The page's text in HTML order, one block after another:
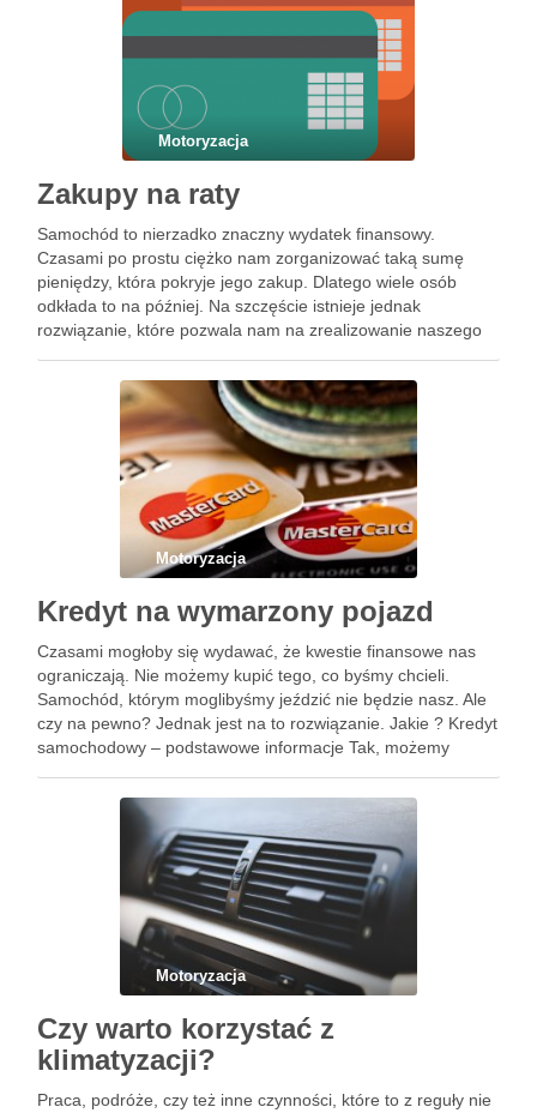
Motoryzacja
Zakupy na raty
Samochód to nierzadko znaczny wydatek finansowy.
Czasami po prostu ciężko nam zorganizować taką sumę
pieniędzy, która pokryje jego zakup. Dlatego wiele osób
odkłada to na później. Na szczęście istnieje jednak
rozwiązanie, które pozwala nam na zrealizowanie naszego
tylko? Istnieje możliwość, abyśmy …
Motoryzacja
Kredyt na wymarzony pojazd
Czasami mogłoby się wydawać, że kwestie finansowe nas
ograniczają. Nie możemy kupić tego, co byśmy chcieli.
Samochód, którym moglibyśmy jeździć nie będzie nasz. Ale
czy na pewno? Jednak jest na to rozwiązanie. Jakie ? Kredyt
samochodowy – podstawowe informacje Tak, możemy
Motoryzacja
Czy warto korzystać z
klimatyzacji?
Praca, podróże, czy też inne czynności, które to z reguły nie